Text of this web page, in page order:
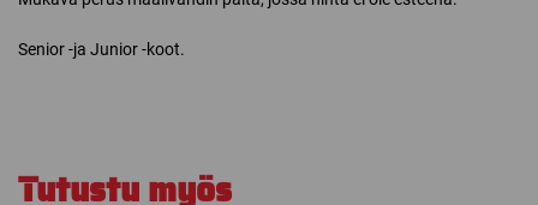
Senior -ja Junior -koot.
Tutustu myös